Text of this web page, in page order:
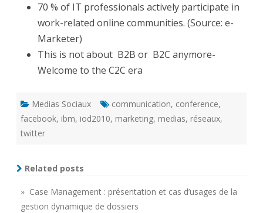
70 % of IT professionals actively participate in
work-related online communities. (Source: e-
Marketer)
This is not about B2B or B2C anymore-
Welcome to the C2C era
Medias Sociaux communication, conference,
facebook, ibm, iod2010, marketing, medias, réseaux,
twitter
Related posts
» Case Management : présentation et cas d’usages de la
gestion dynamique de dossiers